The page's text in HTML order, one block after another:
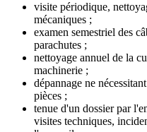
visite périodique,
mécaniques ;
examen semestriel des
parachutes ;
nettoyage annuel de la
machinerie ;
dépannage ne
pièces ;
tenue d'un dossier par
visites techniques,